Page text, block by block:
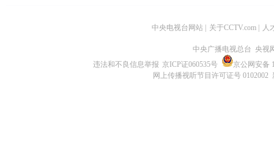
中央电视台网站 关于CCTV.com 人
中央广播电视总台 央视
违法和不良信息举报 京ICP证060535号
京公网安备
网上传播视听节目许可证号 0102002